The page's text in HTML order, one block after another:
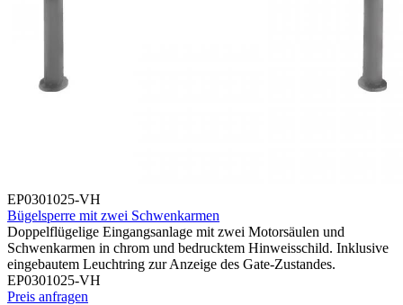
EP0301025-VH
Bügelsperre mit zwei Schwenkarmen
Doppelflügelige Eingangsanlage mit zwei Motorsäulen und
Schwenkarmen in chrom und bedrucktem Hinweisschild. Inklusive
eingebautem Leuchtring zur Anzeige des Gate-Zustandes.
EP0301025-VH
Preis anfragen